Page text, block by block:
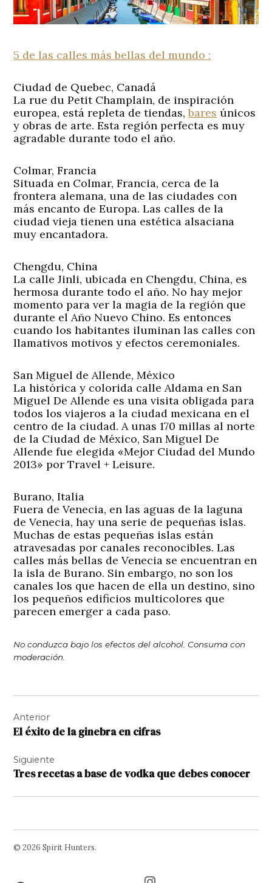
5 de las calles más bellas del mundo :
Ciudad de Quebec, Canadá
La rue du Petit Champlain, de inspiración
europea, está repleta de tiendas,bares únicos
y obras de arte. Esta región perfecta es muy
agradable durante todo el año.
Colmar, Francia
Situada en Colmar, Francia, cerca de la
frontera alemana, una de las ciudades con
más encanto de Europa. Las calles de la
ciudad vieja tienen una estética alsaciana
muy encantadora.
Chengdu, China
La calle Jinli, ubicada en Chengdu, China, es
hermosa durante todo el año. No hay mejor
momento para ver la magia de la región que
durante el Año Nuevo Chino. Es entonces
cuando los habitantes iluminan las calles con
llamativos motivos y efectos ceremoniales.
San Miguel de Allende, México
La histórica y colorida calle Aldama en San
Miguel De Allende es una visita obligada para
todos los viajeros a la ciudad mexicana en el
centro de la ciudad. A unas 170 millas al norte
de la Ciudad de México, San Miguel De
Allende fue elegida «Mejor Ciudad del Mundo
2013» por Travel + Leisure.
Burano, Italia
Fuera de Venecia, en las aguas de la laguna
de Venecia, hay una serie de pequeñas islas.
Muchas de estas pequeñas islas están
atravesadas por canales reconocibles. Las
calles más bellas de Venecia se encuentran en
la isla de Burano. Sin embargo, no son los
canales los que hacen de ella un destino, sino
los pequeños edificios multicolores que
parecen emerger a cada paso.
No conduzca bajo los efectos del alcohol. Consuma con
moderación.
de
entradas
Anterior
El éxito de la ginebra en cifras
Siguiente
Tres recetas a base de vodka que debes conocer
© 2026 Spirit Hunters.